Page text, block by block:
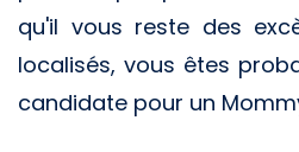
qu'il vous reste des
localisés, vous êtes
candidate pour un